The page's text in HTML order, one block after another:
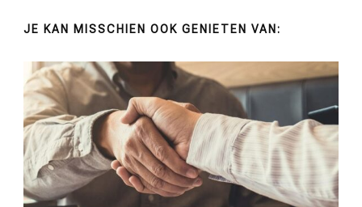
JE KAN MISSCHIEN OOK GENIETEN VAN: